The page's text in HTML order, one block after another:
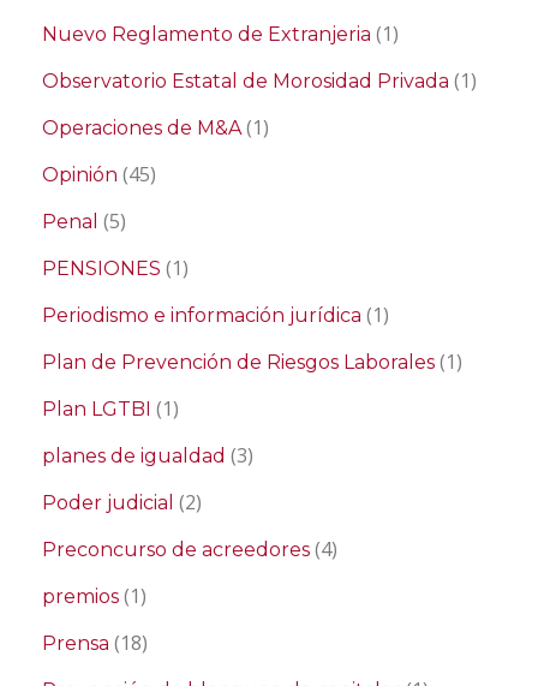
Nuevo Reglamento de Extranjeria (1)
Observatorio Estatal de Morosidad Privada (1)
Operaciones de M&A(1)
Opinión (45)
Penal (5)
PENSIONES (1)
Periodismo e información jurídica (1)
Plan de Prevención de Riesgos Laborales (1)
Plan LGTBI (1)
planes de igualdad (3)
Poder judicial (2)
Preconcurso de acreedores (4)
premios (1)
Prensa (18)